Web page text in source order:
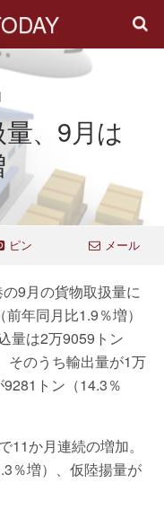
、9月は
ピン メール
9月の貨物取扱量に
年同月比1.9％増）
量は2万9059トン
そのうち輸出量が1万
トン（14.3％
か月連続の増加。
％増）、仮陸揚量が